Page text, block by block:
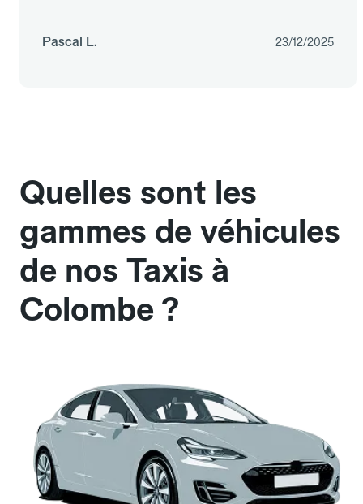
Pascal L. 23/12/2025
Quelles sont les
gammes de véhicules
de nos Taxis à
Colombe ?